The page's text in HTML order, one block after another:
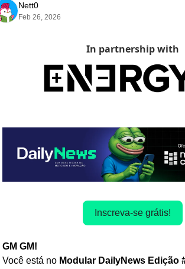
Nett0
Feb 26, 2026
In partnership with
Inscreva-se grátis!
GM GM!
Você está no Modular DailyNews Edição